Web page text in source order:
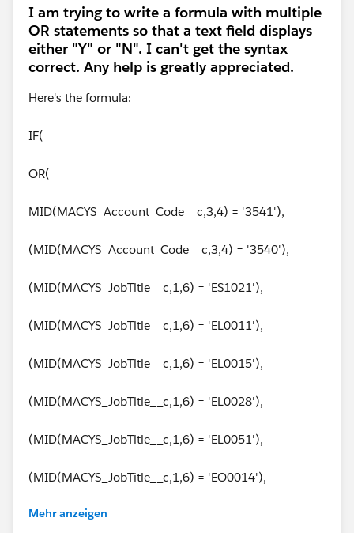
I am trying to write a formula with multiple
OR statements so that a text field displays
either "Y" or "N". I can't get the syntax
correct. Any help is greatly appreciated.
Here's the formula:
IF(
OR(
MID(MACYS_Account_Code__c,3,4) = '3541'),
(MID(MACYS_Account_Code__c,3,4) = '3540'),
(MID(MACYS_JobTitle__c,1,6) = 'ES1021'),
(MID(MACYS_JobTitle__c,1,6) = 'EL0011'),
(MID(MACYS_JobTitle__c,1,6) = 'EL0015'),
(MID(MACYS_JobTitle__c,1,6) = 'EL0028'),
(MID(MACYS_JobTitle__c,1,6) = 'EL0051'),
(MID(MACYS_JobTitle__c,1,6) = 'EO0014'),
(MID(MACYS_JobTitle__c,1,6) = 'EO0116'),
Mehr anzeigen